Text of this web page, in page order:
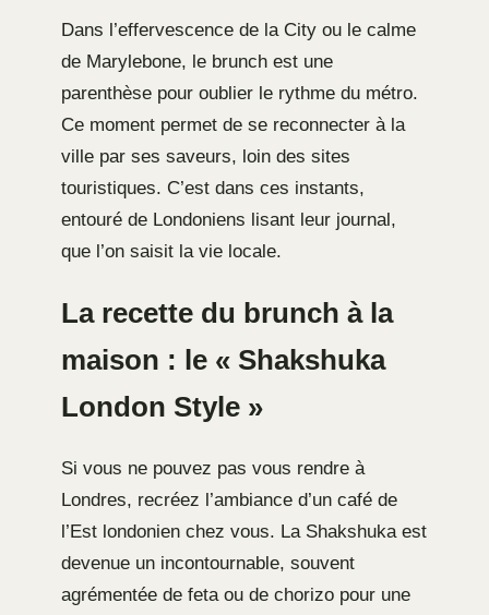
Dans l’effervescence de la City ou le calme
de Marylebone, le brunch est une
parenthèse pour oublier le rythme du métro.
Ce moment permet de se reconnecter à la
ville par ses saveurs, loin des sites
touristiques. C’est dans ces instants,
entouré de Londoniens lisant leur journal,
que l’on saisit la vie locale.
La recette du brunch à la
maison : le « Shakshuka
London Style »
Si vous ne pouvez pas vous rendre à
Londres, recréez l’ambiance d’un café de
l’Est londonien chez vous. La Shakshuka est
devenue un incontournable, souvent
agrémentée de feta ou de chorizo pour une